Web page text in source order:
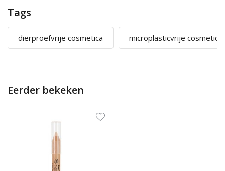
Tags
dierproefvrije cosmetica microplasticvrije cosmetica
Eerder bekeken